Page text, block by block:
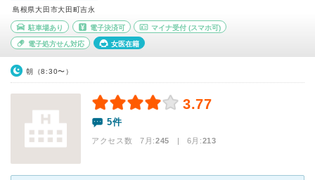
島根県大田市大田町吉永
駐車場あり 電子決済可 マイナ受付 (スマホ可)
電子処方せん対応 女医在籍
朝（8:30〜）
3.77
5件
アクセス数 7月:245 | 6月:213